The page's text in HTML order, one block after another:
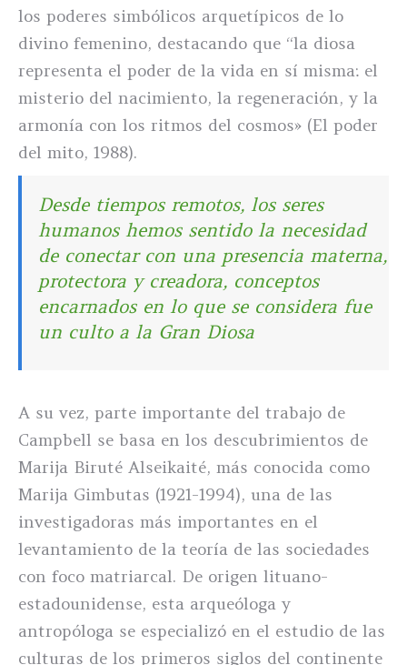
los poderes simbólicos arquetípicos de lo
divino femenino, destacando que “la diosa
representa el poder de la vida en sí misma: el
misterio del nacimiento, la regeneración, y la
armonía con los ritmos del cosmos» (El poder
del mito, 1988).
Desde tiempos remotos, los seres
humanos hemos sentido la necesidad
de conectar con una presencia materna,
protectora y creadora, conceptos
encarnados en lo que se considera fue
un culto a la Gran Diosa
A su vez, parte importante del trabajo de
Campbell se basa en los descubrimientos de
Marija Biruté Alseikaité, más conocida como
Marija Gimbutas (1921-1994), una de las
investigadoras más importantes en el
levantamiento de la teoría de las sociedades
con foco matriarcal. De origen lituano-
estadounidense, esta arqueóloga y
antropóloga se especializó en el estudio de las
culturas de los primeros siglos del continente